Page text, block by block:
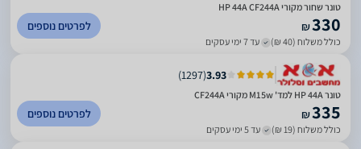
טונר שחור מקורי HP 44A CF244A
₪330
כולל משלוח (40 ₪) עד 7 ימי עסקים
לפרטים נוספים
3.93
(
1297
)
טונר HP 44A למד' M15w מקורי CF244A
₪335
כולל משלוח (19 ₪) עד 5 ימי עסקים
לפרטים נוספים